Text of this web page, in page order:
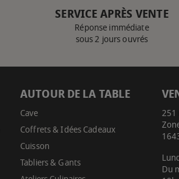
SERVICE APRÈS VENTE
Réponse immédiate
sous 2 jours ouvrés
AUTOUR DE LA TABLE
Cave
Coffrets & Idées Cadeaux
Cuisson
Tabliers & Gants
251
Du